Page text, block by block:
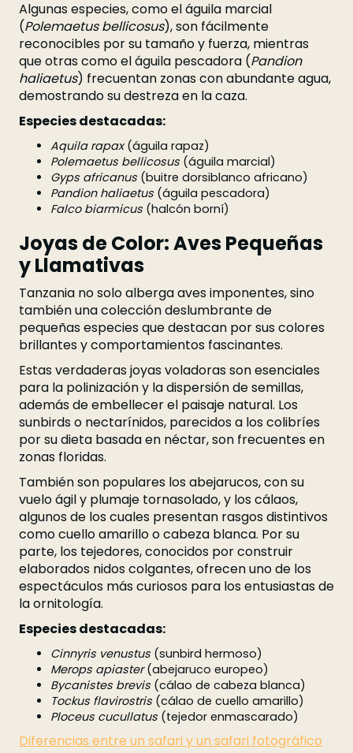
Algunas especies, como el águila marcial
(Polemaetus bellicosus), son fácilmente
reconocibles por su tamaño y fuerza, mientras
que otras como el águila pescadora (Pandion
haliaetus) frecuentan zonas con abundante agua,
demostrando su destreza en la caza.
Especies destacadas:
Aquila rapax(águila rapaz)
Polemaetus bellicosus (águila marcial)
Gyps africanus (buitre dorsiblanco africano)
Pandion haliaetus (águila pescadora)
Falco biarmicus (halcón borní)
Joyas de Color: Aves Pequeñas
y Llamativas
Tanzania no solo alberga aves imponentes, sino
también una colección deslumbrante de
pequeñas especies que destacan por sus colores
brillantes y comportamientos fascinantes.
Estas verdaderas joyas voladoras son esenciales
para la polinización y la dispersión de semillas,
además de embellecer el paisaje natural. Los
sunbirds o nectarínidos, parecidos a los colibríes
por su dieta basada en néctar, son frecuentes en
zonas floridas.
También son populares los abejarucos, con su
vuelo ágil y plumaje tornasolado, y los cálaos,
algunos de los cuales presentan rasgos distintivos
como cuello amarillo o cabeza blanca. Por su
parte, los tejedores, conocidos por construir
elaborados nidos colgantes, ofrecen uno de los
espectáculos más curiosos para los entusiastas de
la ornitología.
Especies destacadas:
Cinnyris venustus (sunbird hermoso)
Merops apiaster(abejaruco europeo)
Bycanistes brevis (cálao de cabeza blanca)
Tockus flavirostris (cálao de cuello amarillo)
Ploceus cucullatus (tejedor enmascarado)
Diferencias entre un safari y un safari fotográfico